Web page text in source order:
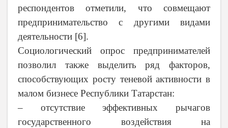
респондентов отметили, что совмещают
предпринимательство с другими видами
деятельности [6].
Социологический опрос предпринимателей
позволил также выделить ряд факторов,
способствующих росту теневой активности в
малом бизнесе Республики Татарстан:
– отсутствие эффективных рычагов
государственного воздействия на